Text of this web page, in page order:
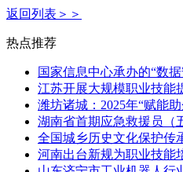
返回列表＞＞
热点推荐
国家信息中心承办的“数据
江苏开展大规模职业技能
潍坊诸城：2025年“赋能助
湖南省首期应急救援员（
全国城乡历史文化保护传
河南出台新规为职业技能